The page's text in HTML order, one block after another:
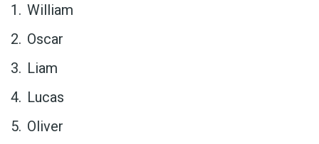
William
Oscar
Liam
Lucas
Oliver